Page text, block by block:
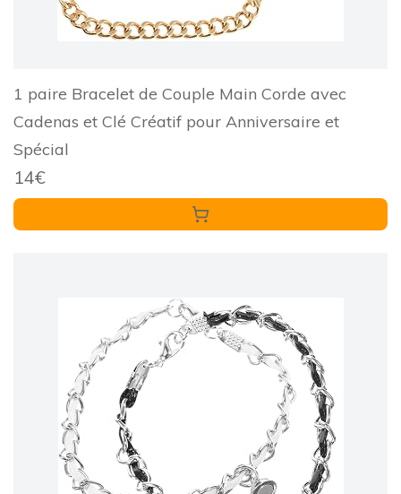
1 paire Bracelet de Couple Main Corde avec
Cadenas et Clé Créatif pour Anniversaire et
Spécial
14€